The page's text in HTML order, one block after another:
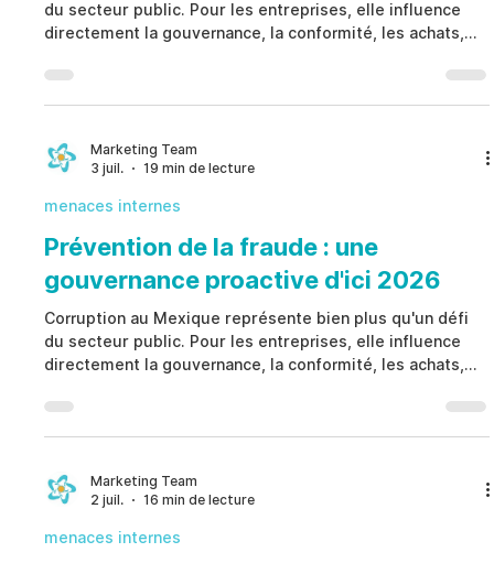
du secteur public. Pour les entreprises, elle influence
directement la gouvernance, la conformité, les achats,
relations avec les tiers et les opérations quotidiennes.
Plutôt que de considérer la Corruption au Mexique
organisations doivent reconnaître que leur exposition
augmente lorsque les contrôles internes, la
Marketing Team
3 juil.
19 min de lecture
menaces internes
Prévention de la fraude : une
gouvernance proactive d'ici 2026
Corruption au Mexique représente bien plus qu'un défi
du secteur public. Pour les entreprises, elle influence
directement la gouvernance, la conformité, les achats,
relations avec les tiers et les opérations quotidiennes.
Plutôt que de considérer la Corruption au Mexique
organisations doivent reconnaître que leur exposition
augmente lorsque les contrôles internes, la
Marketing Team
2 juil.
16 min de lecture
menaces internes